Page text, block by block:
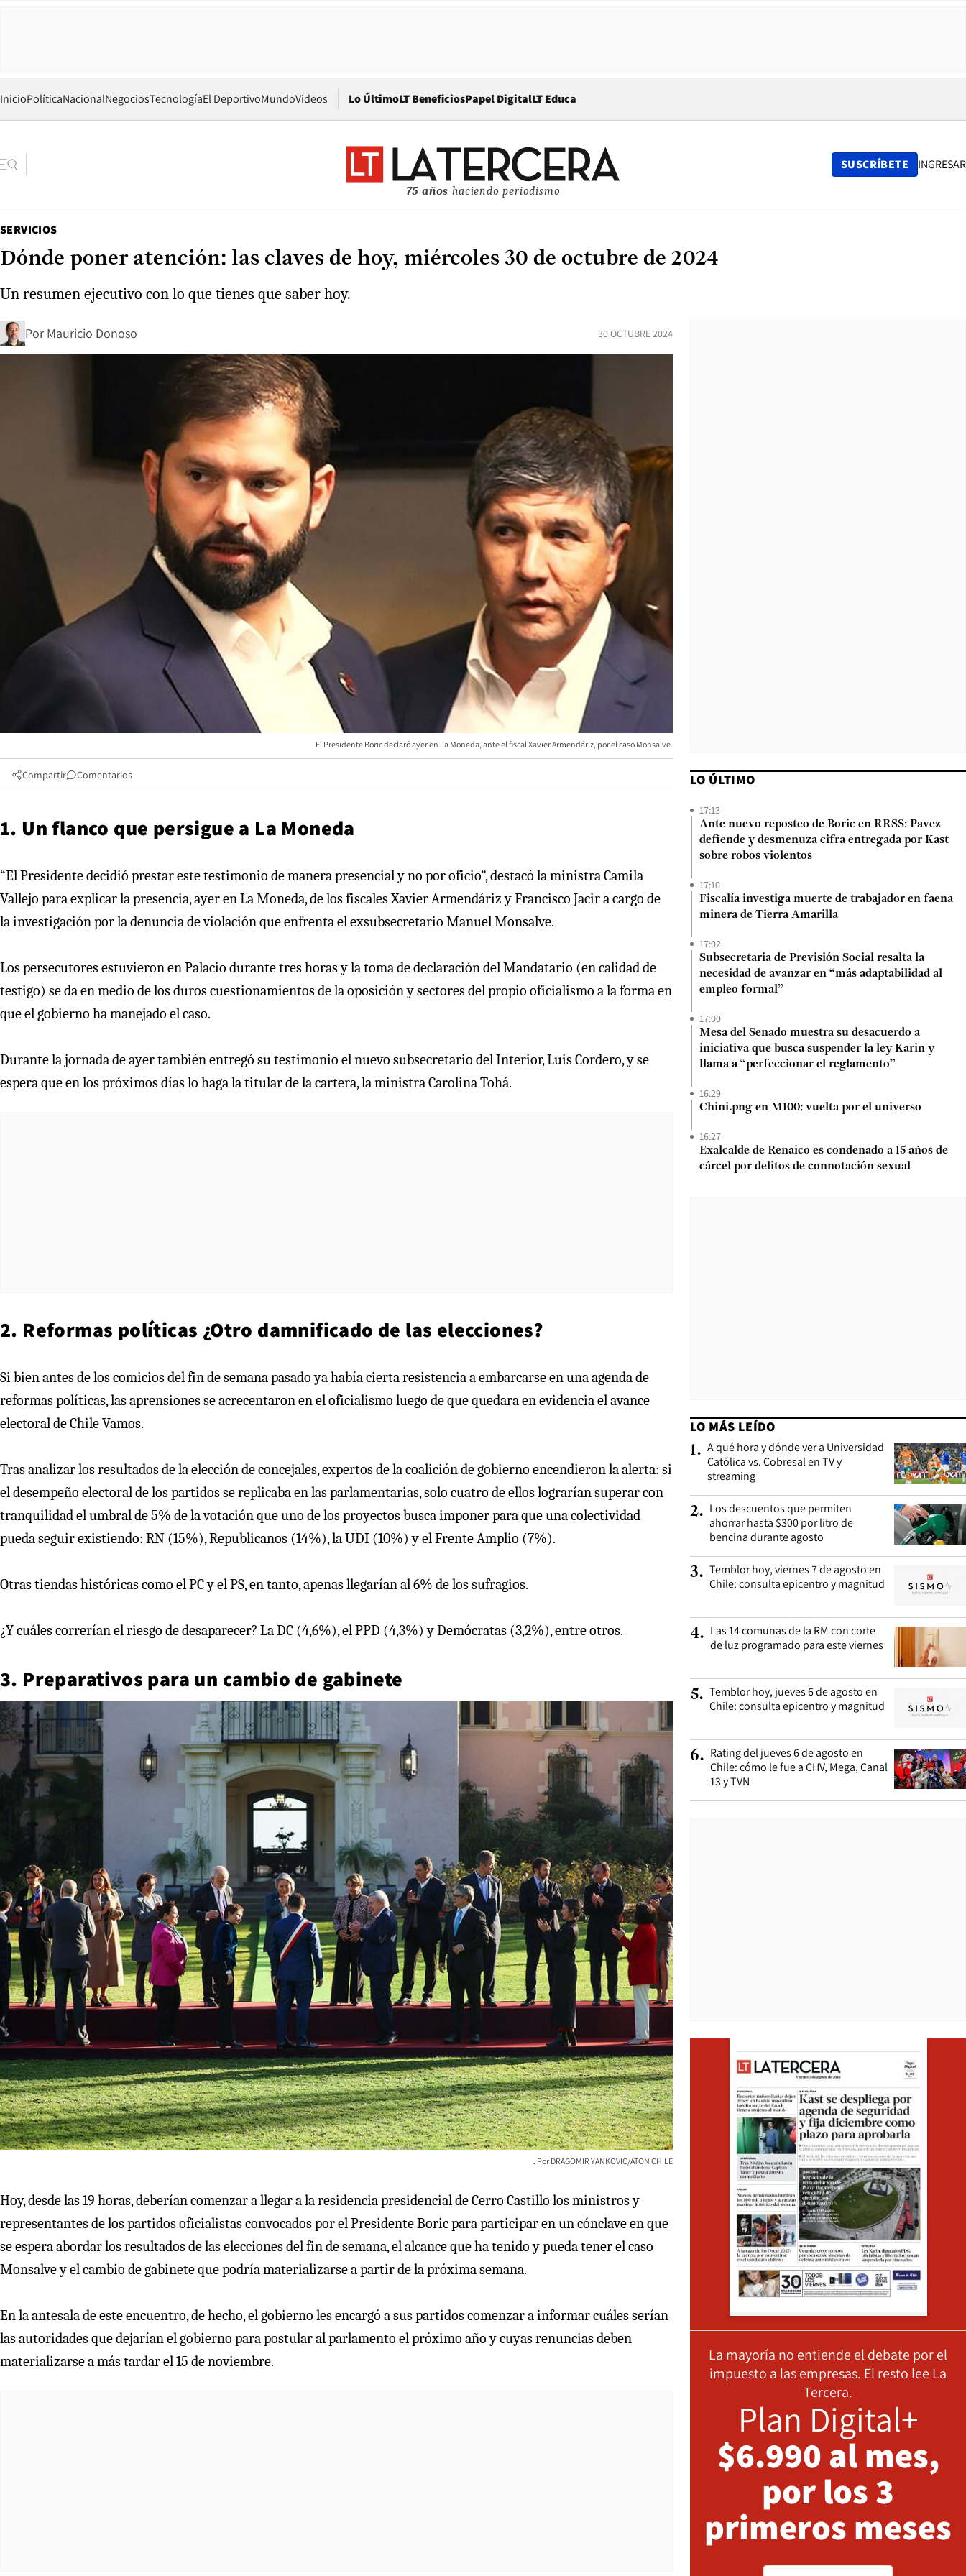
InicioPolíticaNacionalNegociosTecnologíaEl DeportivoMundoVideos Lo ÚltimoLT BeneficiosPapel DigitalOpens in new window
LT Educa
75 años haciendo periodismo
SUSCRÍBETE INGRESAR
SERVICIOS
Dónde poner atención: las claves de hoy, miércoles 30 de octubre de 2024
Un resumen ejecutivo con lo que tienes que saber hoy.
Por Mauricio Donoso 30 OCTUBRE 2024
El Presidente Boric declaró ayer en La Moneda, ante el fiscal Xavier Armendáriz, por el caso Monsalve.
Compartir Comentarios
1. Un flanco que persigue a La Moneda
“El Presidente decidió prestar este testimonio de manera presencial y no por oficio”, destacó la ministra Camila
Vallejo para explicar la presencia, ayer en La Moneda, de los fiscales Xavier Armendáriz y Francisco Jacir a cargo de
la investigación por la denuncia de violación que enfrenta el exsubsecretario Manuel Monsalve.
Los persecutores estuvieron en Palacio durante tres horas y la toma de declaración del Mandatario (en calidad de
testigo) se da en medio de los duros cuestionamientos de la oposición y sectores del propio oficialismo a la forma en
que el gobierno ha manejado el caso.
Durante la jornada de ayer también entregó su testimonio el nuevo subsecretario del Interior, Luis Cordero, y se
espera que en los próximos días lo haga la titular de la cartera, la ministra Carolina Tohá.
2. Reformas políticas ¿Otro damnificado de las elecciones?
Si bien antes de los comicios del fin de semana pasado ya había cierta resistencia a embarcarse en una agenda de
reformas políticas, las aprensiones se acrecentaron en el oficialismo luego de que quedara en evidencia el avance
electoral de Chile Vamos.
Tras analizar los resultados de la elección de concejales, expertos de la coalición de gobierno encendieron la alerta: si
el desempeño electoral de los partidos se replicaba en las parlamentarias, solo cuatro de ellos lograrían superar con
tranquilidad el umbral de 5% de la votación que uno de los proyectos busca imponer para que una colectividad
pueda seguir existiendo: RN (15%), Republicanos (14%), la UDI (10%) y el Frente Amplio (7%).
Otras tiendas históricas como el PC y el PS, en tanto, apenas llegarían al 6% de los sufragios.
¿Y cuáles correrían el riesgo de desaparecer? La DC (4,6%), el PPD (4,3%) y Demócratas (3,2%), entre otros.
3. Preparativos para un cambio de gabinete
DRAGOMIR YANKOVIC/ATON CHILE
Hoy, desde las 19 horas, deberían comenzar a llegar a la residencia presidencial de Cerro Castillo los ministros y
representantes de los partidos oficialistas convocados por el Presidente Boric para participar en un cónclave en que
se espera abordar los resultados de las elecciones del fin de semana, el alcance que ha tenido y pueda tener el caso
Monsalve y el cambio de gabinete que podría materializarse a partir de la próxima semana.
En la antesala de este encuentro, de hecho, el gobierno les encargó a sus partidos comenzar a informar cuáles serían
las autoridades que dejarían el gobierno para postular al parlamento el próximo año y cuyas renuncias deben
materializarse a más tardar el 15 de noviembre.
LO ÚLTIMO
17:13
Ante nuevo reposteo de Boric en RRSS: Pavez
defiende y desmenuza cifra entregada por Kast
sobre robos violentos
17:10
Fiscalía investiga muerte de trabajador en faena
minera de Tierra Amarilla
17:02
Subsecretaria de Previsión Social resalta la
necesidad de avanzar en “más adaptabilidad al
empleo formal”
17:00
Mesa del Senado muestra su desacuerdo a
iniciativa que busca suspender la ley Karin y
llama a “perfeccionar el reglamento”
16:29
Chini.png en M100: vuelta por el universo
16:27
Exalcalde de Renaico es condenado a 15 años de
cárcel por delitos de connotación sexual
LO MÁS LEÍDO
1. A qué hora y dónde ver a Universidad
Católica vs. Cobresal en TV y
streaming
2. Los descuentos que permiten
ahorrar hasta $300 por litro de
bencina durante agosto
3. Temblor hoy, viernes 7 de agosto en
Chile: consulta epicentro y magnitud
4. Las 14 comunas de la RM con corte
de luz programado para este viernes
5. Temblor hoy, jueves 6 de agosto en
Chile: consulta epicentro y magnitud
6. Rating del jueves 6 de agosto en
Chile: cómo le fue a CHV, Mega, Canal
13 y TVN
La mayoría no entiende el debate por el
impuesto a las empresas. El resto lee La
Tercera.
Plan Digital+
$6.990 al mes,
por los 3
primeros meses